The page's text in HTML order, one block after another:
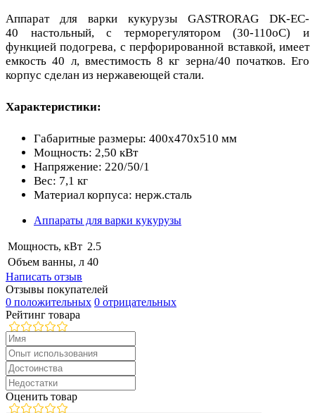
Аппарат для варки кукурузы GASTRORAG DK-EC-
40 настольный, с терморегулятором (30-110оС) и
функцией подогрева, с перфорированной вставкой, имеет
емкость 40 л, вместимость 8 кг зерна/40 початков. Его
корпус сделан из нержавеющей стали.
Характеристики:
Габаритные размеры: 400х470х510 мм
Мощность: 2,50 кВт
Напряжение: 220/50/1
Вес: 7,1 кг
Материал корпуса: нерж.сталь
Аппараты для варки кукурузы
Мощность, кВт 2.5
Объем ванны, л 40
Написать отзыв
Отзывы покупателей
0 положительных 0 отрицательных
Рейтинг товара
Оценить товар